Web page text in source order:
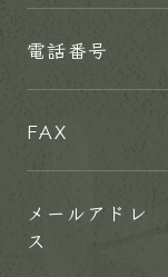
電話番号
FAX
メールアドレ
ス